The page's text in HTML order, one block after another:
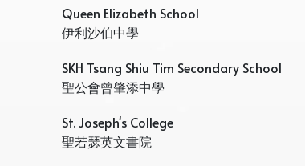
Queen Elizabeth School
伊利沙伯中學
SKH Tsang Shiu Tim Secondary School
聖公會曾肇添中學
St. Joseph's College
聖若瑟英文書院